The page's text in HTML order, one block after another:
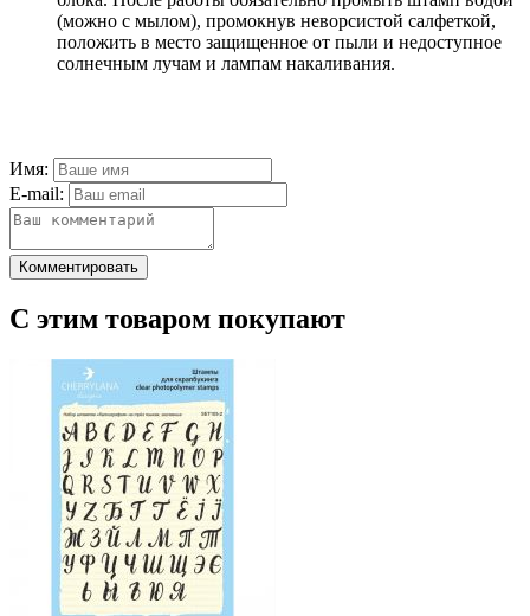
(можно с мылом), промокнув неворсистой салфеткой,
положить в место защищенное от пыли и недоступное
солнечным лучам и лампам накаливания.
Имя:
E-mail:
Комментировать
С этим товаром покупают